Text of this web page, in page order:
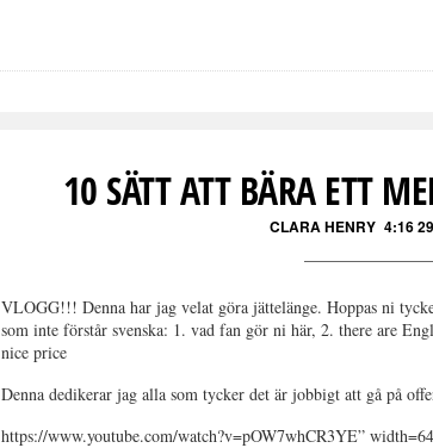
10 SÄTT ATT BÄRA ETT
CLARA HENRY 4:16
VLOGG!!! Denna har jag velat göra jättelänge. Hoppas ni
som inte förstår svenska: 1. vad fan gör ni här, 2. there are
nice price
Denna dedikerar jag alla som tycker det är jobbigt att gå på
https://www.youtube.com/watch?v=pOW7whCR3YE”